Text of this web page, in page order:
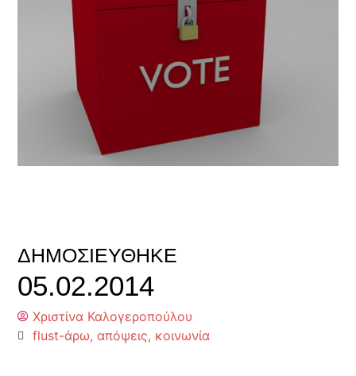
ΔΗΜΟΣΙΕΎΘΗΚΕ
05.02.2014
Χριστίνα Καλογεροπούλου
flust-άρω,απόψεις, κοινωνία